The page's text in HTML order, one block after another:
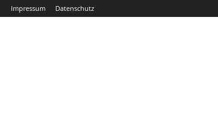
Impressum Datenschutz